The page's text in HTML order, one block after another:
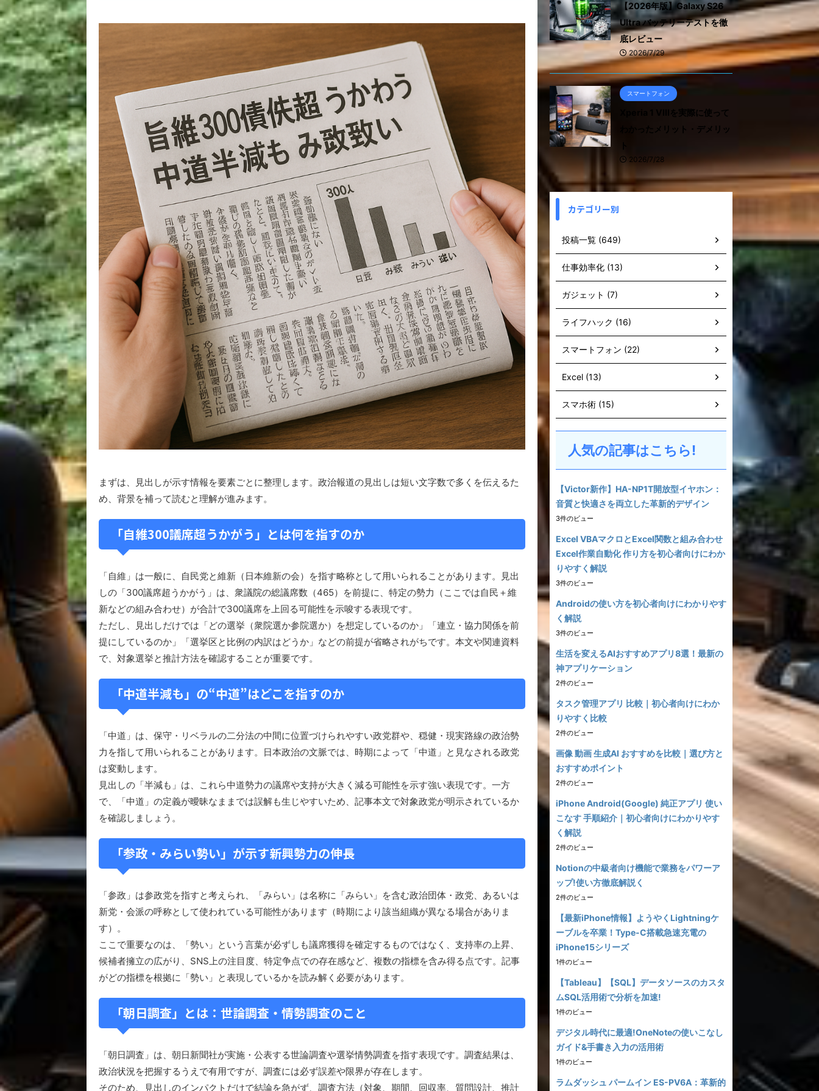
まずは、見出しが示す情報を要素ごとに整理します。政治報道の見出しは短い文字数で多くを伝えるた
め、背景を補って読むと理解が進みます。
「自維300議席超うかがう」とは何を指すのか
「自維」は一般に、自民党と維新（日本維新の会）を指す略称として用いられることがあります。見出
しの「300議席超うかがう」は、衆議院の総議席数（465）を前提に、特定の勢力（ここでは自民＋維
新などの組み合わせ）が合計で300議席を上回る可能性を示唆する表現です。
ただし、見出しだけでは「どの選挙（衆院選か参院選か）を想定しているのか」「連立・協力関係を前
提にしているのか」「選挙区と比例の内訳はどうか」などの前提が省略されがちです。本文や関連資料
で、対象選挙と推計方法を確認することが重要です。
「中道半減も」の“中道”はどこを指すのか
「中道」は、保守・リベラルの二分法の中間に位置づけられやすい政党群や、穏健・現実路線の政治勢
力を指して用いられることがあります。日本政治の文脈では、時期によって「中道」と見なされる政党
は変動します。
見出しの「半減も」は、これら中道勢力の議席や支持が大きく減る可能性を示す強い表現です。一方
で、「中道」の定義が曖昧なままでは誤解も生じやすいため、記事本文で対象政党が明示されているか
を確認しましょう。
「参政・みらい勢い」が示す新興勢力の伸長
「参政」は参政党を指すと考えられ、「みらい」は名称に「みらい」を含む政治団体・政党、あるいは
新党・会派の呼称として使われている可能性があります（時期により該当組織が異なる場合がありま
す）。
ここで重要なのは、「勢い」という言葉が必ずしも議席獲得を確定するものではなく、支持率の上昇、
候補者擁立の広がり、SNS上の注目度、特定争点での存在感など、複数の指標を含み得る点です。記事
がどの指標を根拠に「勢い」と表現しているかを読み解く必要があります。
「朝日調査」とは：世論調査・情勢調査のこと
「朝日調査」は、朝日新聞社が実施・公表する世論調査や選挙情勢調査を指す表現です。調査結果は、
政治状況を把握するうえで有用ですが、調査には必ず誤差や限界が存在します。
そのため、見出しのインパクトだけで結論を急がず、調査方法（対象、期間、回収率、質問設計、推計
【2026年版】Galaxy S26
Ultra バッテリーテストを徹
底レビュー
2026/7/29
スマートフォン
Xperia 1 VIIIを実際に使って
わかったメリット・デメリッ
2026/7/28
カテゴリー別
投稿一覧 (649)
仕事効率化 (13)
ガジェット (7)
ライフハック (16)
スマートフォン (22)
Excel (13)
スマホ術 (15)
人気の記事はこちら!
【Victor新作】HA-NP1T開放型イヤホン：
音質と快適さを両立した革新的デザイン
3件のビュー
Excel VBAマクロとExcel関数と組み合わせ
Excel作業自動化 作り方を初心者向けにわか
りやすく解説
3件のビュー
Androidの使い方を初心者向けにわかりやす
く解説
3件のビュー
生活を変えるAIおすすめアプリ8選！最新の
神アプリケーション
2件のビュー
タスク管理アプリ 比較｜初心者向けにわか
りやすく比較
2件のビュー
画像 動画 生成AI おすすめを比較｜選び方と
おすすめポイント
2件のビュー
iPhone Android(Google) 純正アプリ 使い
こなす 手順紹介｜初心者向けにわかりやす
く解説
2件のビュー
Notionの中級者向け機能で業務をパワーア
ップ!使い方徹底解説く
2件のビュー
【最新iPhone情報】ようやくLightningケ
ーブルを卒業！Type-C搭載急速充電の
iPhone15シリーズ
1件のビュー
【Tableau】【SQL】データソースのカスタ
ムSQL活用術で分析を加速!
1件のビュー
デジタル時代に最適!OneNoteの使いこなし
ガイド&手書き入力の活用術
1件のビュー
ラムダッシュ パームイン ES-PV6A：革新的